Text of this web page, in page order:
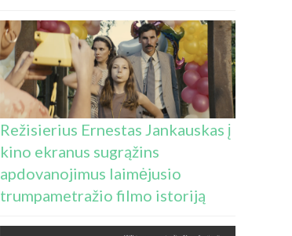
Režisierius Ernestas Jankauskas į
kino ekranus sugrąžins
apdovanojimus laimėjusio
trumpametražio filmo istoriją